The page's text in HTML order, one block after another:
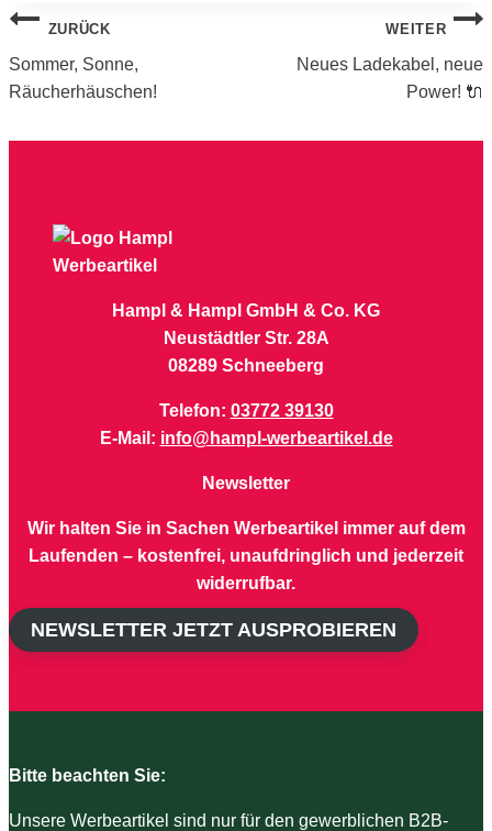
BEITRAGSNAVIGATION
ZURÜCK
Sommer, Sonne,
Räucherhäuschen!
WEITER
Neues Ladekabel, neue
Power! 🔌
Hampl & Hampl GmbH & Co. KG
Neustädtler Str. 28A
08289 Schneeberg
Telefon: 03772 39130
E-Mail: info@hampl-werbeartikel.de
Newsletter
Wir halten Sie in Sachen Werbeartikel immer auf dem
Laufenden – kostenfrei, unaufdringlich und jederzeit
widerrufbar.
NEWSLETTER JETZT AUSPROBIEREN
Bitte beachten Sie:
Unsere Werbeartikel sind nur für den gewerblichen B2B-